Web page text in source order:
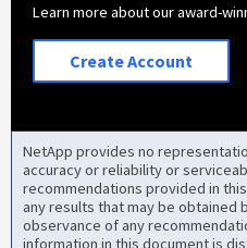
Learn more about our award-
Create Account
NetApp provides no
accuracy or reliability or
recommendations provided in
any results that may be obtained
observance of any
information in this document is